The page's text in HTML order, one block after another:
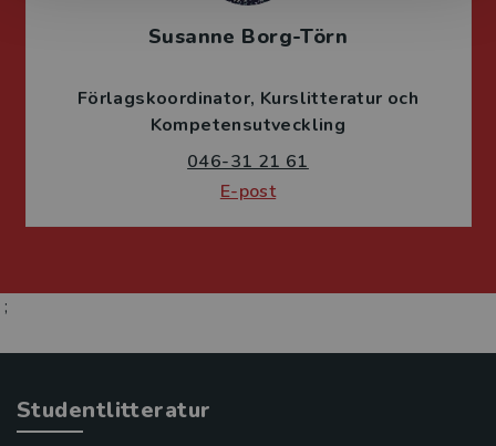
Susanne Borg-Törn
Förlagskoordinator Kurslitteratur och
Kompetensutveckling
046-31 21 61
E-post
;
Studentlitteratur